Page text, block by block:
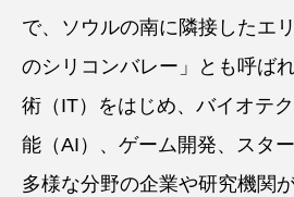
で、ソウルの南に隣接したエ
のシリコンバレー」とも呼ば
術（IT）をはじめ、バイオテ
能（AI）、ゲーム開発、スタ
多様な分野の企業や研究機関